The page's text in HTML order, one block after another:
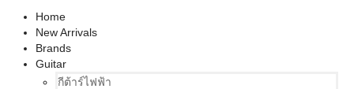
Home
New Arrivals
Brands
Guitar
กีต้าร์ไฟฟ้า